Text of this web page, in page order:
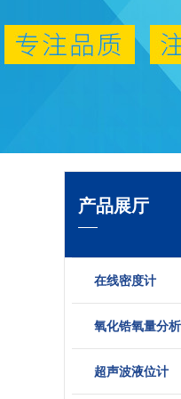
产品展厅
在线密度计
氧化锆氧量分
超声波液位计